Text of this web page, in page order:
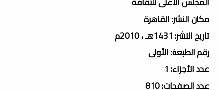
مكان النشر: القاهرة
تاريخ النشر: 1431هـ ، 2010م
رقم الطبعة: الأولى
عدد الأجزاء: 1
عدد الصفحات: 810